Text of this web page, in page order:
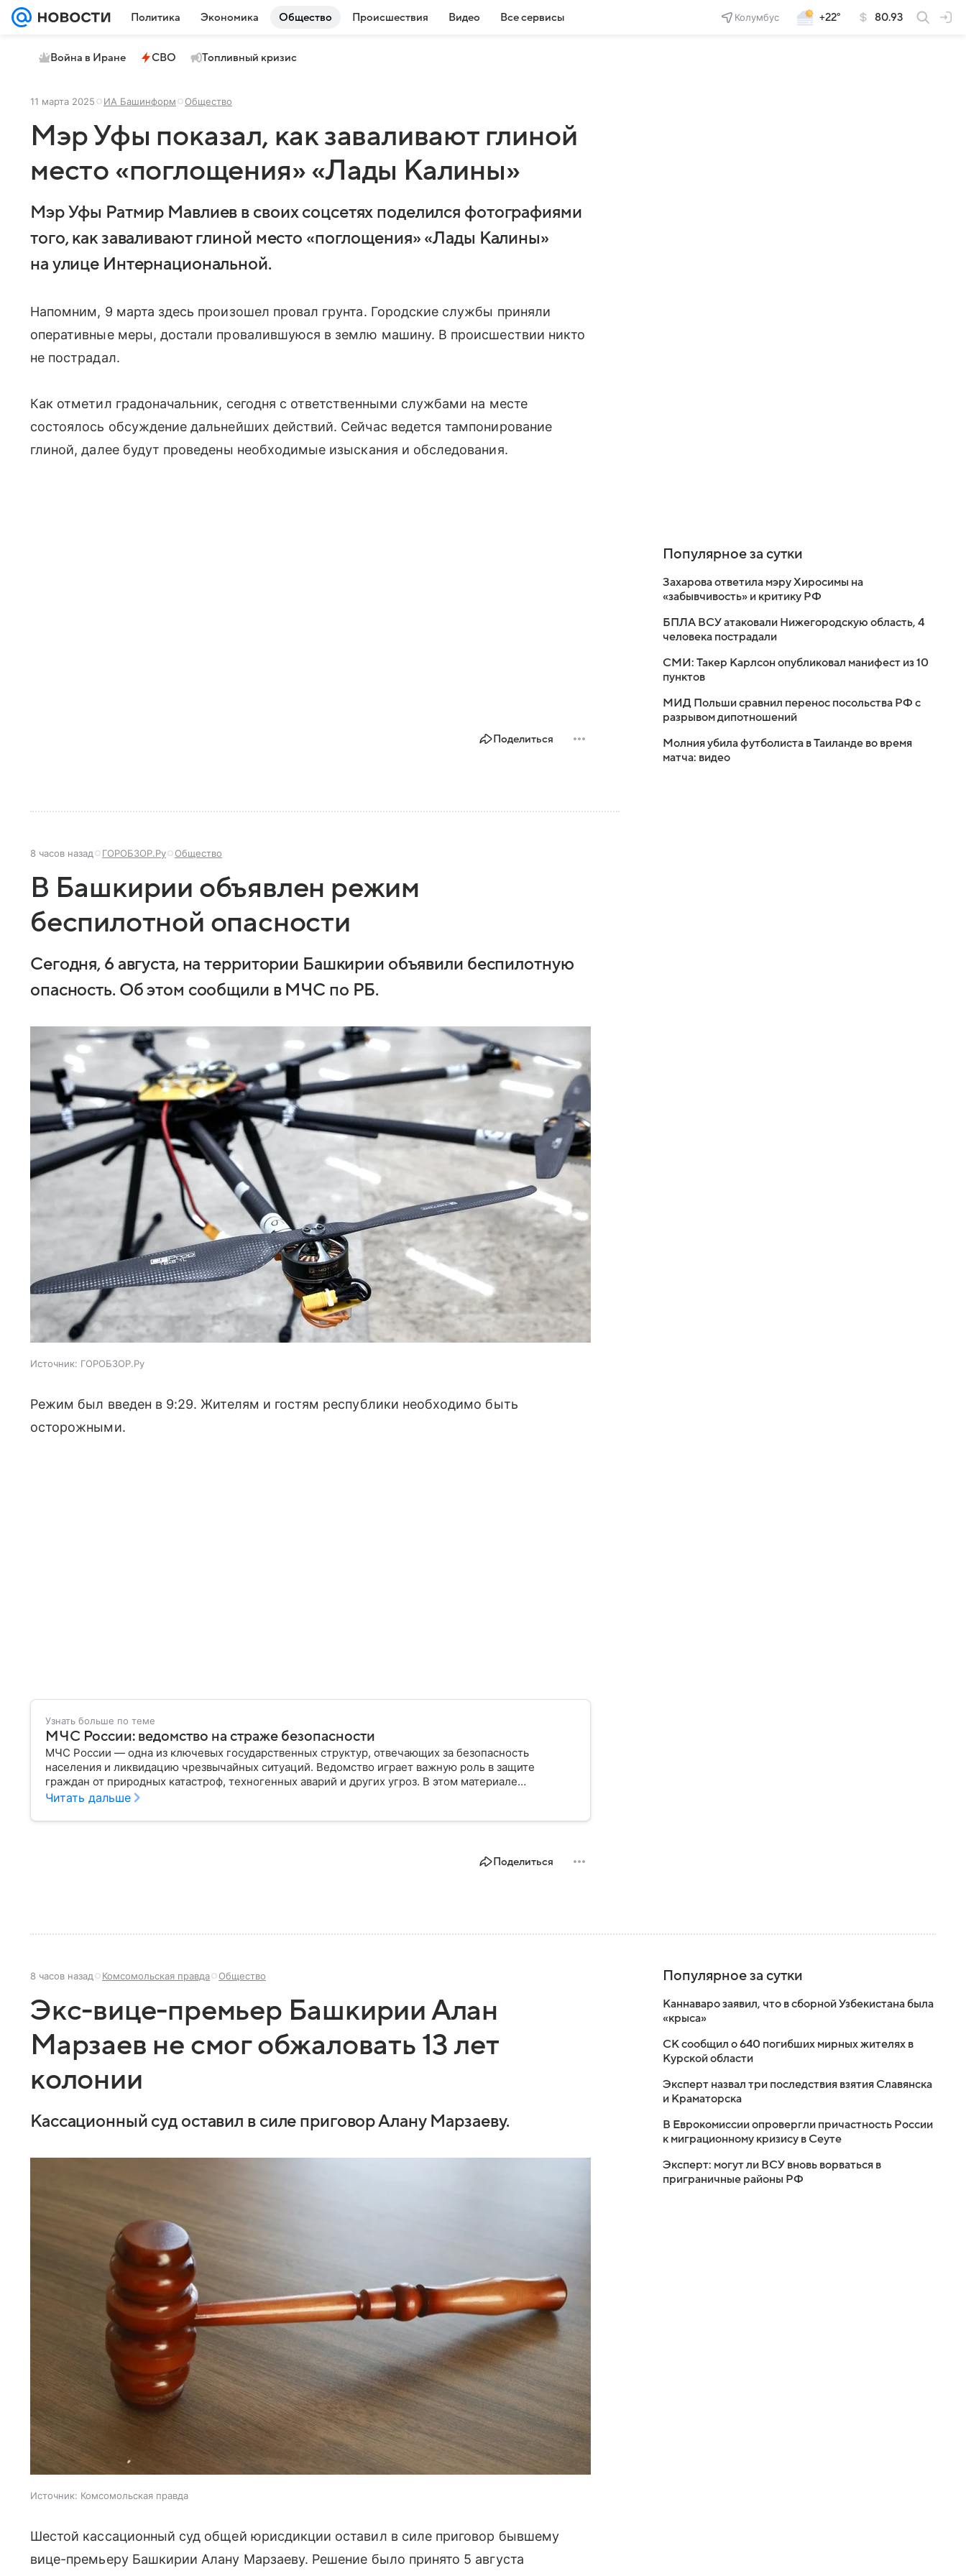
Политика Экономика Общество Происшествия Видео Все сервисы Колумбус +22° 80.93
Война в Иране СВО Топливный кризис
11 марта 2025 ИА Башинформ Общество
Мэр Уфы показал, как заваливают глиной
место «поглощения» «Лады Калины»
Мэр Уфы Ратмир Мавлиев в своих соцсетях поделился фотографиями
того, как заваливают глиной место «поглощения» «Лады Калины»
на улице Интернациональной.
Напомним, 9 марта здесь произошел провал грунта. Городские службы приняли
оперативные меры, достали провалившуюся в землю машину. В происшествии никто
не пострадал.
Как отметил градоначальник, сегодня с ответственными службами на месте
состоялось обсуждение дальнейших действий. Сейчас ведется тампонирование
глиной, далее будут проведены необходимые изыскания и обследования.
Поделиться
8 часов назад ГОРОБЗОР.Ру Общество
В Башкирии объявлен режим
беспилотной опасности
Сегодня, 6 августа, на территории Башкирии объявили беспилотную
опасность. Об этом сообщили в МЧС по РБ.
Источник: ГОРОБЗОР.Ру
Режим был введен в 9:29. Жителям и гостям республики необходимо быть
осторожными.
Узнать больше по теме
МЧС России: ведомство на страже безопасности
МЧС России — одна из ключевых государственных структур, отвечающих за безопасность
населения и ликвидацию чрезвычайных ситуаций. Ведомство играет важную роль в защите
граждан от природных катастроф, техногенных аварий и других угроз. В этом материале
разбираем, что представляет собой МЧС, как оно устроено, какие задачи выполняет и какую роль
Читать дальше
Поделиться
Популярное за сутки
Захарова ответила мэру Хиросимы на
«забывчивость» и критику РФ
БПЛА ВСУ атаковали Нижегородскую область, 4
человека пострадали
СМИ: Такер Карлсон опубликовал манифест из 10
пунктов
МИД Польши сравнил перенос посольства РФ с
разрывом дипотношений
Молния убила футболиста в Таиланде во время
матча: видео
8 часов назад Комсомольская правда Общество
Экс-вице-премьер Башкирии Алан
Марзаев не смог обжаловать 13 лет
колонии
Кассационный суд оставил в силе приговор Алану Марзаеву.
Источник: Комсомольская правда
Шестой кассационный суд общей юрисдикции оставил в силе приговор бывшему
вице-премьеру Башкирии Алану Марзаеву. Решение было принято 5 августа
Популярное за сутки
Каннаваро заявил, что в сборной Узбекистана была
«крыса»
СК сообщил о 640 погибших мирных жителях в
Курской области
Эксперт назвал три последствия взятия Славянска
и Краматорска
В Еврокомиссии опровергли причастность России
к миграционному кризису в Сеуте
Эксперт: могут ли ВСУ вновь ворваться в
приграничные районы РФ